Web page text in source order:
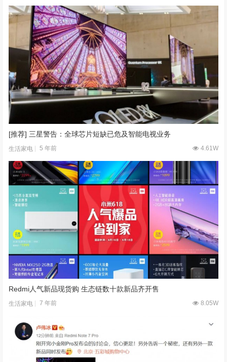
[推荐] 三星警告：全球芯片短缺已危及智能电视业务
生活家电 5 年前 4.61W
Redmi人气新品现货购 生态链数十款新品齐开售
生活家电 7 年前 8.05W